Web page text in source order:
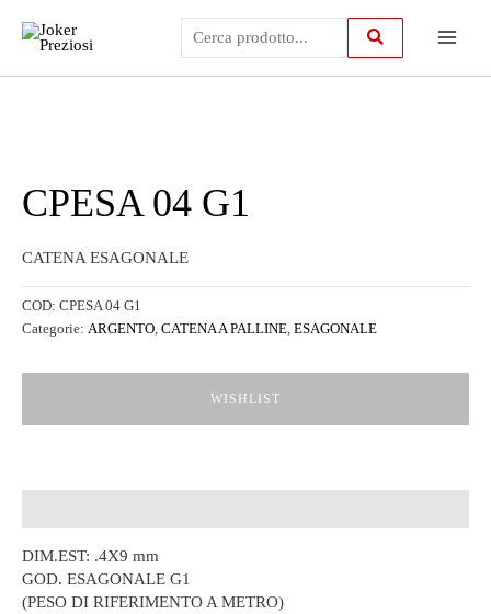
contenuto
CPESA 04 G1
CATENA ESAGONALE
COD: CPESA 04 G1
Categorie: ARGENTO, CATENA A PALLINE, ESAGONALE
WISHLIST
DIM.EST: .4X9 mm
GOD. ESAGONALE G1
(PESO DI RIFERIMENTO A METRO)